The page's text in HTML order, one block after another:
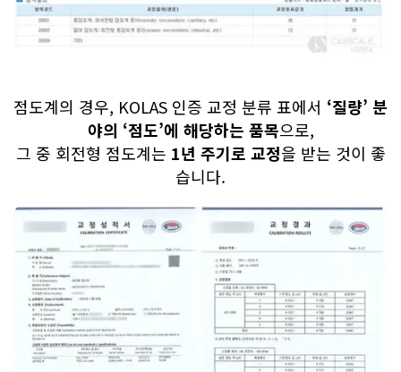
점도계의 경우, KOLAS 인증 교정 분류 표에서 ‘질량’ 분
야의 ‘점도’에 해당하는 품목으로,
그 중 회전형 점도계는 1년 주기로 교정을 받는 것이 좋
습니다.